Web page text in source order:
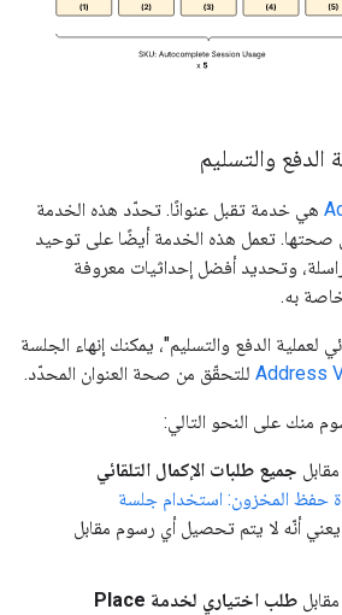
والتسليم
خدمة تقبل عنوانًا. تحدّد هذه الخدمة
تعمل هذه الخدمة أيضًا على توحيد
وتحديد أفضل إحداثيات معروفة
به.
الدفع والتسليم"، يمكنك إنهاء الجلسة
للتحقّق من صحة العنوان المحدّد.
على النحو التالي:
جميع طلبات الإكمال التلقائي
المخزون: استخدام جلسة
أنّه لا يتم تحصيل أي رسوم مقابل
طلب اختياري لخدمة Place